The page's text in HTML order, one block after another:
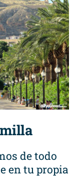
de todo
en tu propia